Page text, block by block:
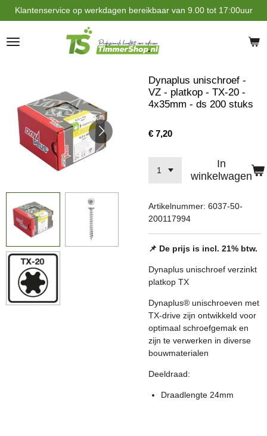
Ga
direct
naar
de
Klantenservice op werkdagen bereikbaar van 9.00 tot 17:00uur
Dynaplus unischroef -
VZ - platkop - TX-20 -
4x35mm - ds 200 stuks
€ 7,20
In
winkelwagen
Artikelnummer: 6037-50-
200117994
📌 De prijs is incl. 21% btw.
Dynaplus unischroef verzinkt
platkop TX
Dynaplus® unischroeven met
TX-drive zijn ontwikkeld voor
optimaal schroefgemak en
zijn te verwerken in diverse
bouwmaterialen
Deeldraad:
Draadlengte 24mm